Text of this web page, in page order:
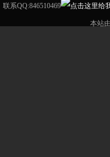
联系QQ:846510469
本站